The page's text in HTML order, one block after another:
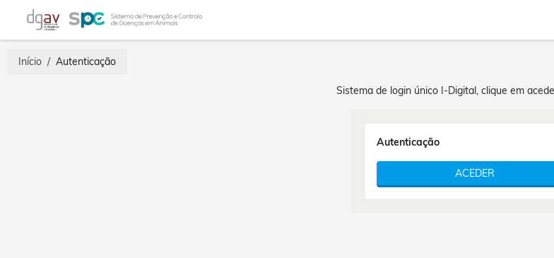
Início / Autenticação
Sistema de login único I-Digital, clique em
Autenticação
ACEDER